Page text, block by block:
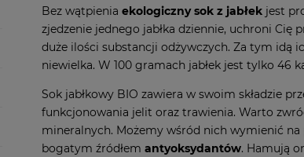
Bez wątpienia ekologiczny sok z jabłek jest
zjedzenie jednego jabłka dziennie, uchroni Cię
duże ilości substancji odżywczych. Za tym idą
niewielka. W 100 gramach jabłek jest tylko 46
Sok jabłkowy BIO zawiera w swoim składzie
funkcjonowania jelit oraz trawienia. Warto
mineralnych. Możemy wśród nich wymienić na
bogatym źródłem antyoksydantów. Hamują